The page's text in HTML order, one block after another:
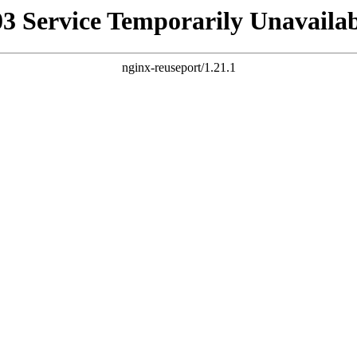
Service Temporarily
nginx-reuseport/1.21.1